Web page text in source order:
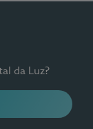
da Luz?